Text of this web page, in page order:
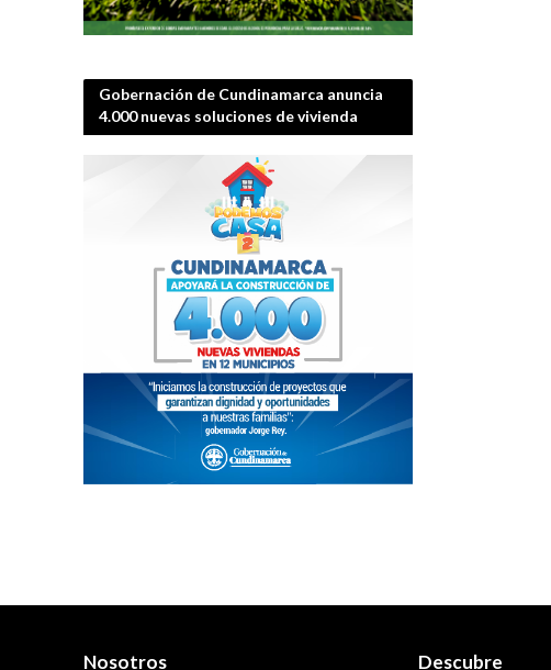
Gobernación de Cundinamarca anuncia
4.000 nuevas soluciones de vivienda
Nosotros Descubre